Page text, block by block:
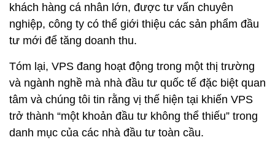
khách hàng cá nhân lớn, được tư vấn chuyên
nghiệp, công ty có thể giới thiệu các sản phẩm đầu
tư mới để tăng doanh thu.
Tóm lại, VPS đang hoạt động trong một thị trường
và ngành nghề mà nhà đầu tư quốc tế đặc biệt quan
tâm và chúng tôi tin rằng vị thế hiện tại khiến VPS
trở thành “một khoản đầu tư không thể thiếu” trong
danh mục của các nhà đầu tư toàn cầu.